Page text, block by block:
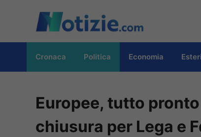
contenuto
Cronaca Politica Economia Esteri
Europee, tutto
chiusura per Lega e